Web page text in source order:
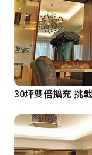
30坪雙倍擴充 挑